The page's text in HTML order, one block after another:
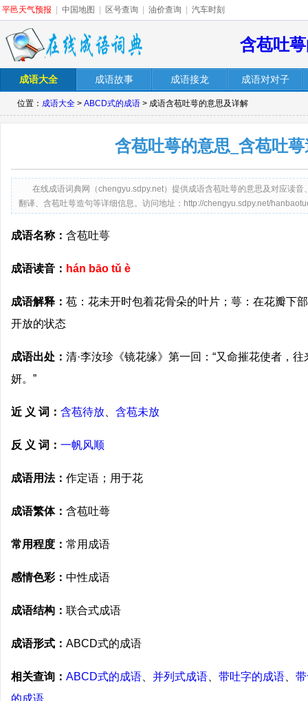
平邑天气预报 中国地图 区号查询 油价查询 汽车时刻
含苞吐
成语大全 成语故事 成语接龙 成语对对子
位置： 成语大全 > ABCD式的成语 > 成语含苞吐萼的意思及详解
含苞吐萼的意思_含苞吐
在线成语词典网（chengyu.sdpy.net）提供成语含苞吐萼的意思及对应读
翻译、含苞吐萼造句等详细信息。访问地址：http://chengyu.sdpy.net/
成语名称： 含苞吐萼
成语读音： hán bāo tǔ è
成语解释： 苞：花未开时包着花骨朵的叶片；萼：在花瓣下
开放的状态
成语出处： 清·李汝珍《镜花缘》第一回：“又命摧花使者，
妍。”
近 义 词： 含苞待放 含苞未放
反 义 词： 一帆风顺
成语用法： 作定语；用于花
成语繁体： 含苞吐蕚
常用程度： 常用成语
感情色彩： 中性成语
成语结构： 联合式成语
成语形式： ABCD式的成语
相关查询： ABCD式的成语 并列式成语 带吐字的成语
的成语